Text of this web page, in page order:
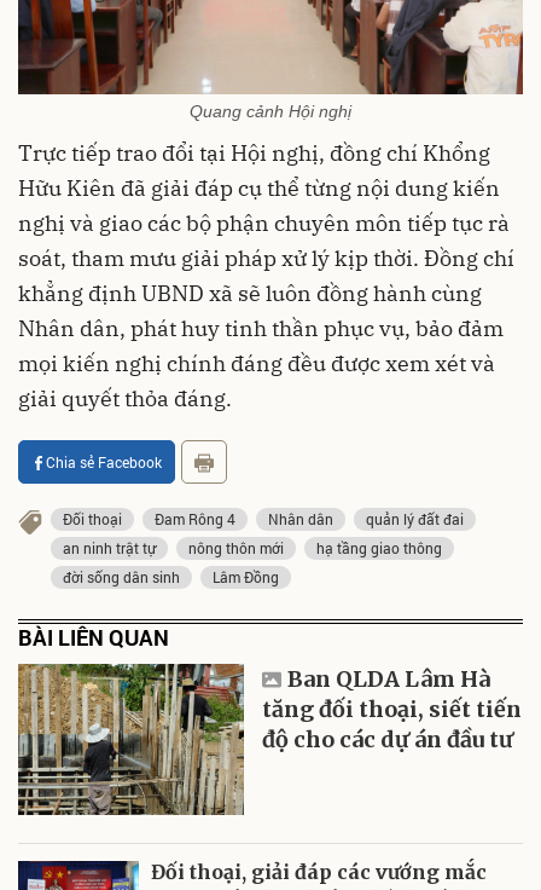
Quang cảnh Hội nghị
Trực tiếp trao đổi tại Hội nghị, đồng chí Khổng
Hữu Kiên đã giải đáp cụ thể từng nội dung kiến
nghị và giao các bộ phận chuyên môn tiếp tục rà
soát, tham mưu giải pháp xử lý kịp thời. Đồng chí
khẳng định UBND xã sẽ luôn đồng hành cùng
Nhân dân, phát huy tinh thần phục vụ, bảo đảm
mọi kiến nghị chính đáng đều được xem xét và
giải quyết thỏa đáng.
Chia sẻ Facebook
Đối thoại Đam Rông 4 Nhân dân
quản lý đất đai
an ninh trật tự
nông thôn mới
hạ tầng giao thông
đời sống dân sinh
Lâm Đồng
BÀI LIÊN QUAN
Ban QLDA Lâm Hà
tăng đối thoại, siết tiến
độ cho các dự án đầu tư
Đối thoại, giải đáp các vướng mắc